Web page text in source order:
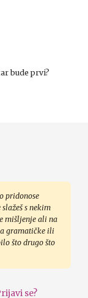
bude prvi?
pridonose
s nekim
mišljenje ali na
gramatičke ili
što drugo što
se?